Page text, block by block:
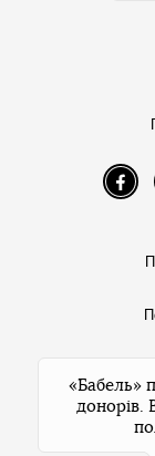
«Бабель»
донорів.